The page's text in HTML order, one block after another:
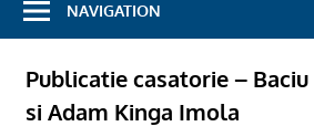
NAVIGATION
Publicatie casatorie –
si Adam Kinga Imola